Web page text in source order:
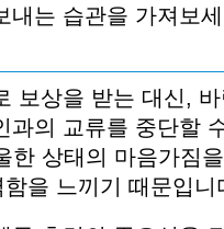
내는 습관을 가져보
보상을 받는 대신,
과의 교류를 중단할
한 상태의 마음가짐을
함을 느끼기 때문입니